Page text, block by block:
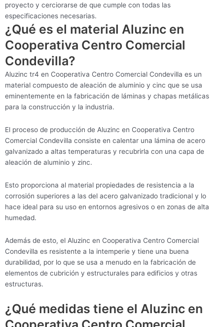
proyecto y cerciorarse de que cumple con todas las
especificaciones necesarias.
¿Qué es el material Aluzinc en
Cooperativa Centro Comercial
Condevilla?
Aluzinc tr4 en Cooperativa Centro Comercial Condevilla es un
material compuesto de aleación de aluminio y cinc que se usa
eminentemente en la fabricación de láminas y chapas metálicas
para la construcción y la industria.
El proceso de producción de Aluzinc en Cooperativa Centro
Comercial Condevilla consiste en calentar una lámina de acero
galvanizado a altas temperaturas y recubrirla con una capa de
aleación de aluminio y zinc.
Esto proporciona al material propiedades de resistencia a la
corrosión superiores a las del acero galvanizado tradicional y lo
hace ideal para su uso en entornos agresivos o en zonas de alta
humedad.
Además de esto, el Aluzinc en Cooperativa Centro Comercial
Condevilla es resistente a la intemperie y tiene una buena
durabilidad, por lo que se usa a menudo en la fabricación de
elementos de cubrición y estructurales para edificios y otras
estructuras.
¿Qué medidas tiene el Aluzinc en